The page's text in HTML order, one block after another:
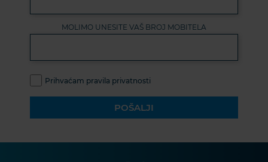
MOLIMO UNESITE VAŠ BROJ MOBITELA
Prihvaćam pravila privatnosti
POŠALJI